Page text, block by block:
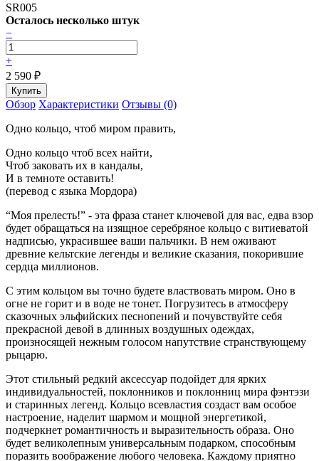
SR005
Осталось несколько штук
−
+
2 590 ₽
Обзор Характеристики Отзывы (0)
Одно кольцо, чтоб миром править,
Одно кольцо чтоб всех найти,
Чтоб заковать их в кандалы,
И в темноте оставить!
(перевод с языка Мордора)
“Моя прелесть!” - эта фраза станет ключевой для вас, едва взор
будет обращаться на изящное серебряное кольцо с витиеватой
надписью, украсившее ваши пальчики. В нем оживают
древние кельтские легенды и великие сказания, покорившие
сердца миллионов.
С этим кольцом вы точно будете властвовать миром. Оно в
огне не горит и в воде не тонет. Погрузитесь в атмосферу
сказочных эльфийских песнопений и почувствуйте себя
прекрасной девой в длинных воздушных одеждах,
произносящей нежным голосом напутствие странствующему
рыцарю.
Этот стильный редкий аксессуар подойдет для ярких
индивидуальностей, поклонников и поклонниц мира фэнтэзи
и старинных легенд. Кольцо всевластия создаст вам особое
настроение, наделит шармом и мощной энергетикой,
подчеркнет романтичность и выразительность образа. Оно
будет великолепным универсальным подарком, способным
поразить воображение любого человека. Каждому приятно